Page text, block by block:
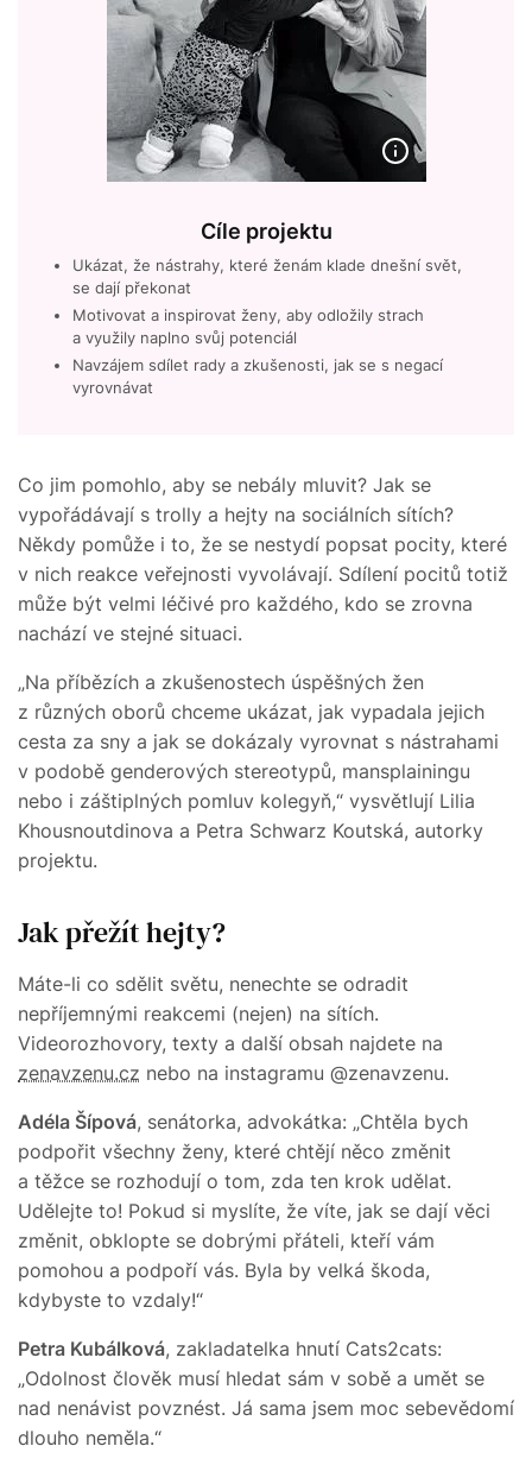
Cíle projektu
Ukázat, že nástrahy, které ženám klade dnešní svět,
se dají překonat
Motivovat a inspirovat ženy, aby odložily strach
a využily naplno svůj potenciál
Navzájem sdílet rady a zkušenosti, jak se s negací
vyrovnávat
Co jim pomohlo, aby se nebály mluvit? Jak se
vypořádávají s trolly a hejty na sociálních sítích?
Někdy pomůže i to, že se nestydí popsat pocity, které
v nich reakce veřejnosti vyvolávají. Sdílení pocitů totiž
může být velmi léčivé pro každého, kdo se zrovna
nachází ve stejné situaci.
„Na příbězích a zkušenostech úspěšných žen
z různých oborů chceme ukázat, jak vypadala jejich
cesta za sny a jak se dokázaly vyrovnat s nástrahami
v podobě genderových stereotypů, mansplainingu
nebo i záštiplných pomluv kolegyň,“ vysvětlují Lilia
Khousnoutdinova a Petra Schwarz Koutská, autorky
projektu.
Jak přežít hejty?
Máte-li co sdělit světu, nenechte se odradit
nepříjemnými reakcemi (nejen) na sítích.
Videorozhovory, texty a další obsah najdete na
zenavzenu.cz nebo na instagramu @zenavzenu.
Adéla Šípová, senátorka, advokátka: „Chtěla bych
podpořit všechny ženy, které chtějí něco změnit
a těžce se rozhodují o tom, zda ten krok udělat.
Udělejte to! Pokud si myslíte, že víte, jak se dají věci
změnit, obklopte se dobrými přáteli, kteří vám
pomohou a podpoří vás. Byla by velká škoda,
kdybyste to vzdaly!“
Petra Kubálková, zakladatelka hnutí Cats2cats:
„Odolnost člověk musí hledat sám v sobě a umět se
nad nenávist povznést. Já sama jsem moc sebevědomí
dlouho neměla.“